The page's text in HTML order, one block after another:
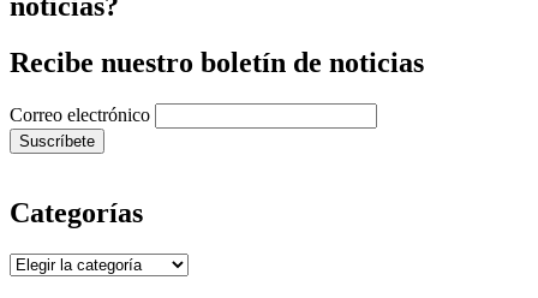
Recibe nuestro boletín de noticias
Correo electrónico
Categorías
Categorías